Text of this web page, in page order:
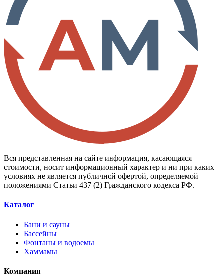
Вся представленная на сайте информация, касающаяся
стоимости, носит информационный характер и ни при каких
условиях не является публичной офертой, определяемой
положениями Статьи 437 (2) Гражданского кодекса РФ.
Каталог
Бани и сауны
Бассейны
Фонтаны и водоемы
Хаммамы
Компания